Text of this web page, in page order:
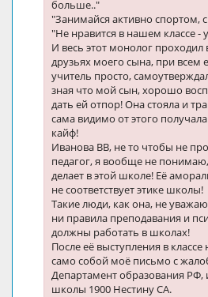
больше.."
"Занимайся активно спортом,
"Не нравится в нашем классе -
И весь этот монолог проходил
друзьях моего сына, при всем
учитель просто,
зная что мой сын, хорошо
дать ей отпор! Она стояла и
сама видимо от этого
кайф!
Иванова ВВ, не то чтобы не
педагог, я вообще не
делает в этой школе! Её
не соответствует этике школы!
Такие люди, как она, не
ни правила преподавания и
должны работать в школах!
После её выступления в
само собой моё письмо с
Департамент образования РФ,
школы 1900 Нестину СА.